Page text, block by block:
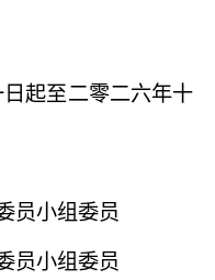
起至二零二六年十
员小组委员
员小组委员